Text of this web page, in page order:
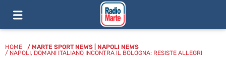
HOME / MARTE SPORT NEWS
NAPOLI NEWS
/ NAPOLI, DOMANI ITALIANO INCONTRA IL BOLOGNA: RESISTE ALLEGRI